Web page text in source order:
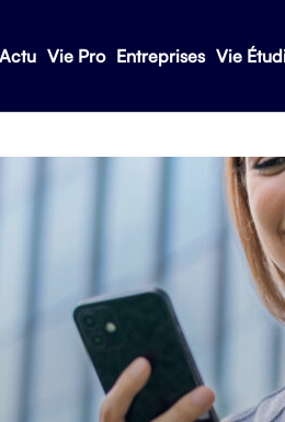
Actu Vie Pro Entreprises Vie